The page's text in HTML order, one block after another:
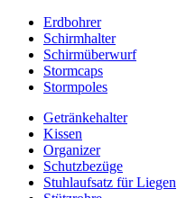
Erdbohrer
Schirmhalter
Schirmüberwurf
Stormcaps
Stormpoles
Getränkehalter
Kissen
Organizer
Schutzbezüge
Stuhlaufsatz für Liegen